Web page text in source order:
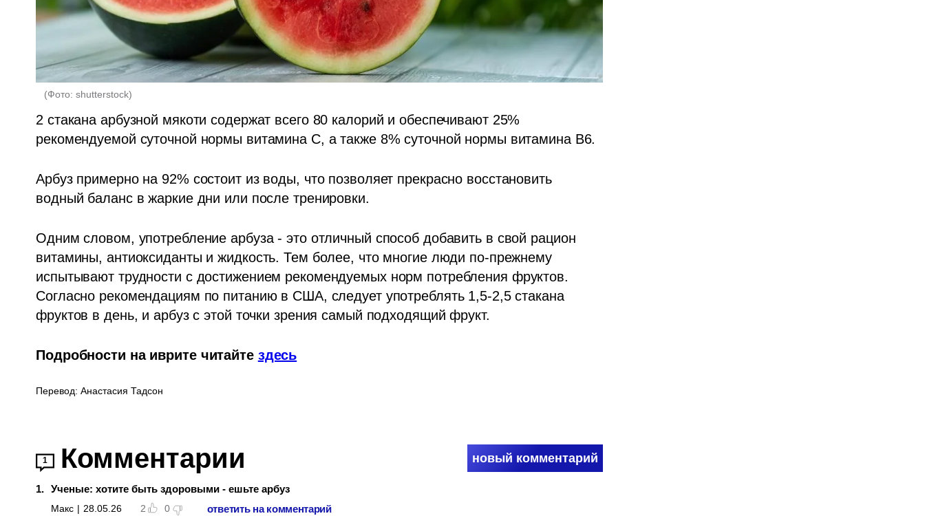
(Фото: shutterstock)
2 стакана арбузной мякоти содержат всего 80 калорий и обеспечивают 25%
рекомендуемой суточной нормы витамина С, а также 8% суточной нормы витамина В6.
Арбуз примерно на 92% состоит из воды, что позволяет прекрасно восстановить
водный баланс в жаркие дни или после тренировки.
Одним словом, употребление арбуза - это отличный способ добавить в свой рацион
витамины, антиоксиданты и жидкость. Тем более, что многие люди по-прежнему
испытывают трудности с достижением рекомендуемых норм потребления фруктов.
Согласно рекомендациям по питанию в США, следует употреблять 1,5-2,5 стакана
фруктов в день, и арбуз с этой точки зрения самый подходящий фрукт.
Подробности на иврите читайте здесь
Перевод: Анастасия Тадсон
1 Комментарии новый комментарий
1. Ученые: хотите быть здоровыми - ешьте арбуз
Макс | 28.05.26 2 0 ответить на комментарий